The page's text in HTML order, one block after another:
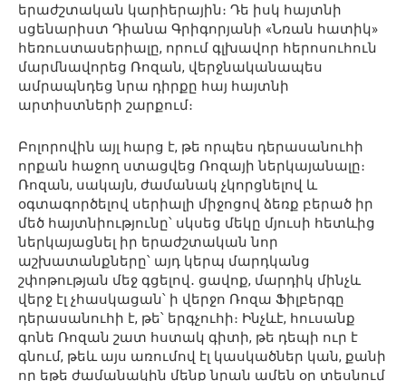
երաժշտական կարիերային։ Դե իսկ հայտնի
սցենարիստ Դիանա Գրիգորյանի «Նռան հատիկ»
հեռուստասերիալը, որում գլխավոր հերոսուհուն
մարմնավորեց Ռոզան, վերջնականապես
ամրապնդեց նրա դիրքը հայ հայտնի
արտիստների շարքում։
Բոլորովին այլ հարց է, թե որպես դերասանուհի
որքան հաջող ստացվեց Ռոզայի ներկայանալը։
Ռոզան, սակայն, ժամանակ չկորցնելով և
օգտագործելով սերիալի միջոցով ձեռք բերած իր
մեծ հայտնիությունը՝ սկսեց մեկը մյուսի հետևից
ներկայացնել իր երաժշտական նոր
աշխատանքները՝ այդ կերպ մարդկանց
շփոթության մեջ գցելով․ ցավոք, մարդիկ մինչև
վերջ էլ չհասկացան՝ ի վերջո Ռոզա Ֆիլբերգը
դերասանուհի է, թե՝ երգչուհի։ Ինչևէ, հուսանք
գոնե Ռոզան շատ հստակ գիտի, թե դեպի ուր է
գնում, թեև այս առումով էլ կասկածներ կան, քանի
որ եթե ժամանակին մենք նրան ամեն օր տեսնում